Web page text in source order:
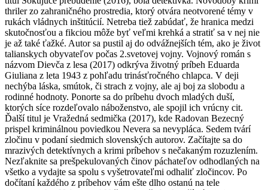
thriler zo zahraničného prostredia, ktorý otvára neotvorené témy v
rukách vládnych inštitúcií. Netreba tiež zabúdať, že hranica medzi
skutočnosťou a fikciou môže byť veľmi krehká a stratiť sa v nej nie
je až také ťažké. Autor sa pustil aj do odvážnejších tém, ako je život
talianskych obyvateľov počas 2.svetovej vojny. Vojnový román s
názvom Dievča z lesa (2017) odkrýva životný príbeh Eduarda
Giuliana z leta 1943 z pohľadu trinásťročného chlapca. V deji
nechýba láska, smútok, či strach z vojny, ale aj boj za slobodu a
rodinné hodnoty. Ponorte sa do príbehu dvoch mladých duší,
ktorých síce rozdeľovalo náboženstvo, ale spojil ich vrúcny cit.
Ďalší titul je Vražedná sedmička (2017), kde Radovan Bezecný
prispel kriminálnou poviedkou Nevera sa nevypláca. Sedem tvárí
zločinu v podaní siedmich slovenských autorov. Začítajte sa do
mrazivých detektívnych a krimi príbehov s nečakaným rozuzlením.
Nezľaknite sa prešpekulovaných činov páchateľov odhodlaných na
všetko a vydajte sa spolu s vyšetrovateľmi odhaliť zločincov. Po
dočítaní každého z príbehov vám ešte dlho ostanú na tele